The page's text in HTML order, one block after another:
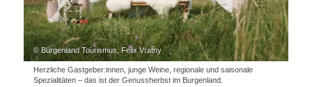
© Burgenland Tourismus, Felix Vratny
Herzliche Gastgeber:innen, junge Weine, regionale und saisonale
Spezialitäten – das ist der Genussherbst im Burgenland.